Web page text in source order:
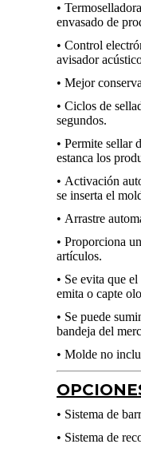
• Termoselladora
envasado de
• Control
avisador
• Mejor
• Ciclos de
segundos.
• Permite sellar
estanca los
• Activación
se inserta el
• Arrastre
• Proporciona
artículos.
• Se evita que
emita o capte
• Se puede
bandeja del
• Molde no
• Sistema de
• Sistema de